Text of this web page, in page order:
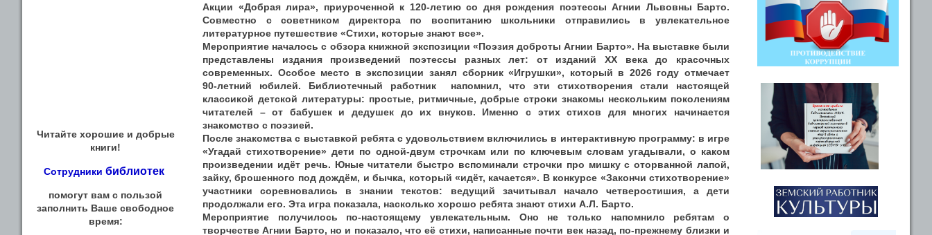
Акции «Добрая лира», приуроченной к 120‑летию со дня рождения поэтессы Агнии Львовны Барто.
Совместно с советником директора по воспитанию школьники отправились в увлекательное
литературное путешествие «Стихи, которые знают все».
Мероприятие началось с обзора книжной экспозиции «Поэзия доброты Агнии Барто». На выставке были
представлены издания произведений поэтессы разных лет: от изданий XX века до красочных
современных. Особое место в экспозиции занял сборник «Игрушки», который в 2026 году отмечает
90‑летний юбилей. Библиотечный работник напомнил, что эти стихотворения стали настоящей
классикой детской литературы: простые, ритмичные, добрые строки знакомы нескольким поколениям
читателей – от бабушек и дедушек до их внуков. Именно с этих стихов для многих начинается
знакомство с поэзией.
После знакомства с выставкой ребята с удовольствием включились в интерактивную программу: в игре
«Угадай стихотворение» дети по одной‑двум строчкам или по ключевым словам угадывали, о каком
произведении идёт речь. Юные читатели быстро вспоминали строчки про мишку с оторванной лапой,
зайку, брошенного под дождём, и бычка, который «идёт, качается». В конкурсе «Закончи стихотворение»
участники соревновались в знании текстов: ведущий зачитывал начало четверостишия, а дети
продолжали его. Эта игра показала, насколько хорошо ребята знают стихи А.Л. Барто.
Мероприятие получилось по‑настоящему увлекательным. Оно не только напомнило ребятам о
творчестве Агнии Барто, но и показало, что её стихи, написанные почти век назад, по‑прежнему близки и
Читайте хорошие и добрые
книги!
Сотрудники библиотек
помогут вам с пользой
заполнить Ваше свободное
время: